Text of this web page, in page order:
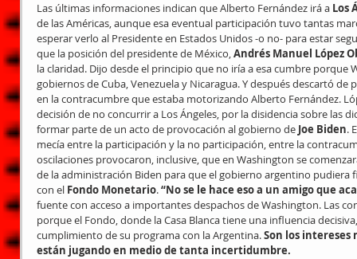
Las últimas informaciones indican que Alberto Fernández irá a Los
de las Américas, aunque esa eventual participación tuvo tantas
esperar verlo al Presidente en Estados Unidos -o no- para estar
que la posición del presidente de México, Andrés Manuel López
la claridad. Dijo desde el principio que no iría a esa cumbre
gobiernos de Cuba, Venezuela y Nicaragua. Y después descartó
en la contracumbre que estaba motorizando Alberto Fernández.
decisión de no concurrir a Los Ángeles, por la disidencia sobre las
formar parte de un acto de provocación al gobierno de Joe Biden.
mecía entre la participación y la no participación, entre la
oscilaciones provocaron, inclusive, que en Washington se
de la administración Biden para que el gobierno argentino
con el Fondo Monetario. “No se le hace eso a un amigo que
fuente con acceso a importantes despachos de Washington. Las
porque el Fondo, donde la Casa Blanca tiene una influencia
cumplimiento de su programa con la Argentina. Son los
están jugando en medio de tanta incertidumbre.